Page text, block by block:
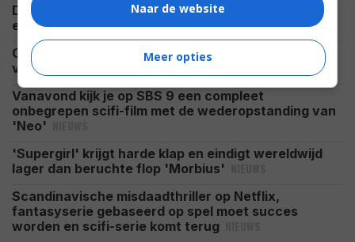
De nieuwste Godzilla-film wordt groter en woester,
en duurt ook nog eens flink langNIEUWS
Ook Netflix profiteert flink van het enorme succes
van 'Spider-Man: Brand New Day'
Vanavond kijk je op SBS 9 een compleet
onbegrepen scifi-film met de wederopstanding van
'Neo'
'Supergirl' krijgt harde klap en eindigt wereldwijd
lager dan beruchte flop 'Morbius'
Scandinavische misdaadthriller op Netflix,
fantasyserie gebaseerd op spel moet succes
worden en scifi-serie komt terug
Naar de website
Meer opties